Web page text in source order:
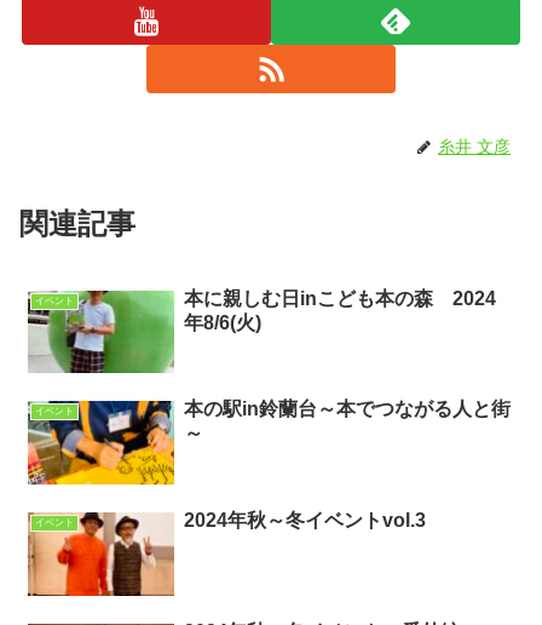
糸井 文彦
関連記事
イベント
本に親しむ日inこども本の森 2024
年8/6(火)
イベント
本の駅in鈴蘭台～本でつながる人と街
～
イベント 2024年秋～冬イベントvol.3